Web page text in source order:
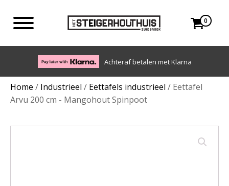
0
Achteraf betalen met Klarna
Home / Industrieel / Eettafels industrieel / Eettafel
Arvu 200 cm - Mangohout Spinpoot